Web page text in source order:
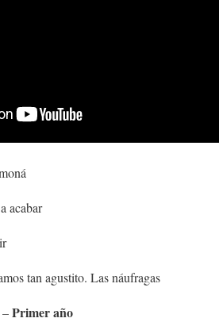
acabar
tan agustito. Las náufragas
Primer año